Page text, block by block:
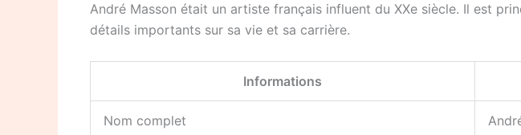
André Masson était un artiste français influent du XXe siècle. Il est
détails importants sur sa vie et sa carrière.
Informations
Nom complet